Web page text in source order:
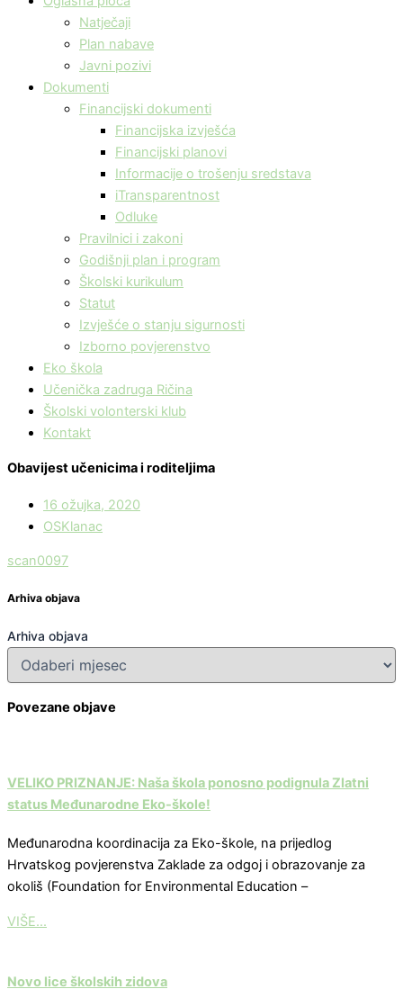
Natječaji
Plan nabave
Javni pozivi
Dokumenti
Financijski dokumenti
Financijska izvješća
Financijski planovi
Informacije o trošenju sredstava
iTransparentnost
Odluke
Pravilnici i zakoni
Godišnji plan i program
Školski kurikulum
Statut
Izvješće o stanju sigurnosti
Izborno povjerenstvo
Eko škola
Učenička zadruga Ričina
Školski volonterski klub
Kontakt
Obavijest učenicima i roditeljima
16 ožujka, 2020
OSKlanac
scan0097
Arhiva objava
Arhiva objava
Povezane objave
VELIKO PRIZNANJE: Naša škola ponosno podignula Zlatni
status Međunarodne Eko-škole!
Međunarodna koordinacija za Eko-škole, na prijedlog
Hrvatskog povjerenstva Zaklade za odgoj i obrazovanje za
okoliš (Foundation for Environmental Education –
VIŠE...
Novo lice školskih zidova